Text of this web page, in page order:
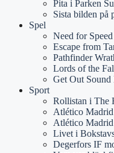
Pita i Parken
Sista bilden på
Spel
Need for
Escape from
Pathfinder
Lords of the
Get Out
Sport
Rollistan i The
Atlético
Atlético Madrid
Livet i
Degerfors IF